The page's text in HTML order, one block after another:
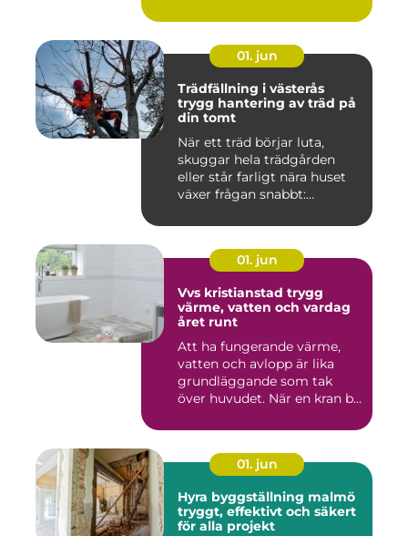
01. jun
Trädfällning i västerås
trygg hantering av träd på
din tomt
När ett träd börjar luta,
skuggar hela trädgården
eller står farligt nära huset
växer frågan snabbt:...
01. jun
Vvs kristianstad trygg
värme, vatten och vardag
året runt
Att ha fungerande värme,
vatten och avlopp är lika
grundläggande som tak
över huvudet. När en kran b...
01. jun
Hyra byggställning malmö
tryggt, effektivt och säkert
för alla projekt